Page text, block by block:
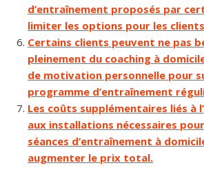
d’entraînement proposés par
limiter les options pour les
Certains clients peuvent ne pas
pleinement du coaching à
de motivation personnelle pour
programme d’entraînement
Les coûts supplémentaires liés à
aux installations nécessaires
séances d’entraînement à
augmenter le prix total.